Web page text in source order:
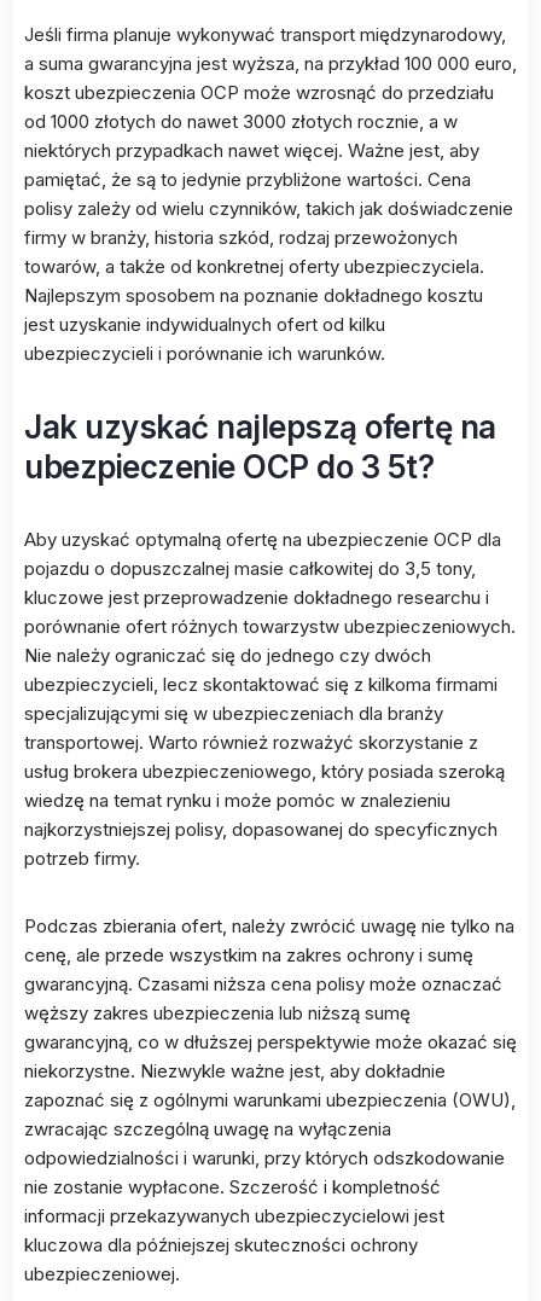
Jeśli firma planuje wykonywać transport międzynarodowy,
a suma gwarancyjna jest wyższa, na przykład 100 000 euro,
koszt ubezpieczenia OCP może wzrosnąć do przedziału
od 1000 złotych do nawet 3000 złotych rocznie, a w
niektórych przypadkach nawet więcej. Ważne jest, aby
pamiętać, że są to jedynie przybliżone wartości. Cena
polisy zależy od wielu czynników, takich jak doświadczenie
firmy w branży, historia szkód, rodzaj przewożonych
towarów, a także od konkretnej oferty ubezpieczyciela.
Najlepszym sposobem na poznanie dokładnego kosztu
jest uzyskanie indywidualnych ofert od kilku
ubezpieczycieli i porównanie ich warunków.
Jak uzyskać najlepszą ofertę na
ubezpieczenie OCP do 3 5t?
Aby uzyskać optymalną ofertę na ubezpieczenie OCP dla
pojazdu o dopuszczalnej masie całkowitej do 3,5 tony,
kluczowe jest przeprowadzenie dokładnego researchu i
porównanie ofert różnych towarzystw ubezpieczeniowych.
Nie należy ograniczać się do jednego czy dwóch
ubezpieczycieli, lecz skontaktować się z kilkoma firmami
specjalizującymi się w ubezpieczeniach dla branży
transportowej. Warto również rozważyć skorzystanie z
usług brokera ubezpieczeniowego, który posiada szeroką
wiedzę na temat rynku i może pomóc w znalezieniu
najkorzystniejszej polisy, dopasowanej do specyficznych
potrzeb firmy.
Podczas zbierania ofert, należy zwrócić uwagę nie tylko na
cenę, ale przede wszystkim na zakres ochrony i sumę
gwarancyjną. Czasami niższa cena polisy może oznaczać
węższy zakres ubezpieczenia lub niższą sumę
gwarancyjną, co w dłuższej perspektywie może okazać się
niekorzystne. Niezwykle ważne jest, aby dokładnie
zapoznać się z ogólnymi warunkami ubezpieczenia (OWU),
zwracając szczególną uwagę na wyłączenia
odpowiedzialności i warunki, przy których odszkodowanie
nie zostanie wypłacone. Szczerość i kompletność
informacji przekazywanych ubezpieczycielowi jest
kluczowa dla późniejszej skuteczności ochrony
ubezpieczeniowej.